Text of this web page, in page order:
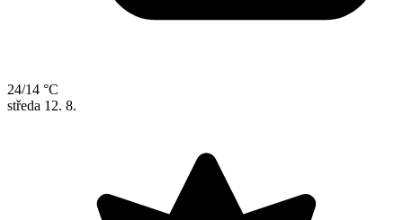
24/14 °C
středa 12. 8.